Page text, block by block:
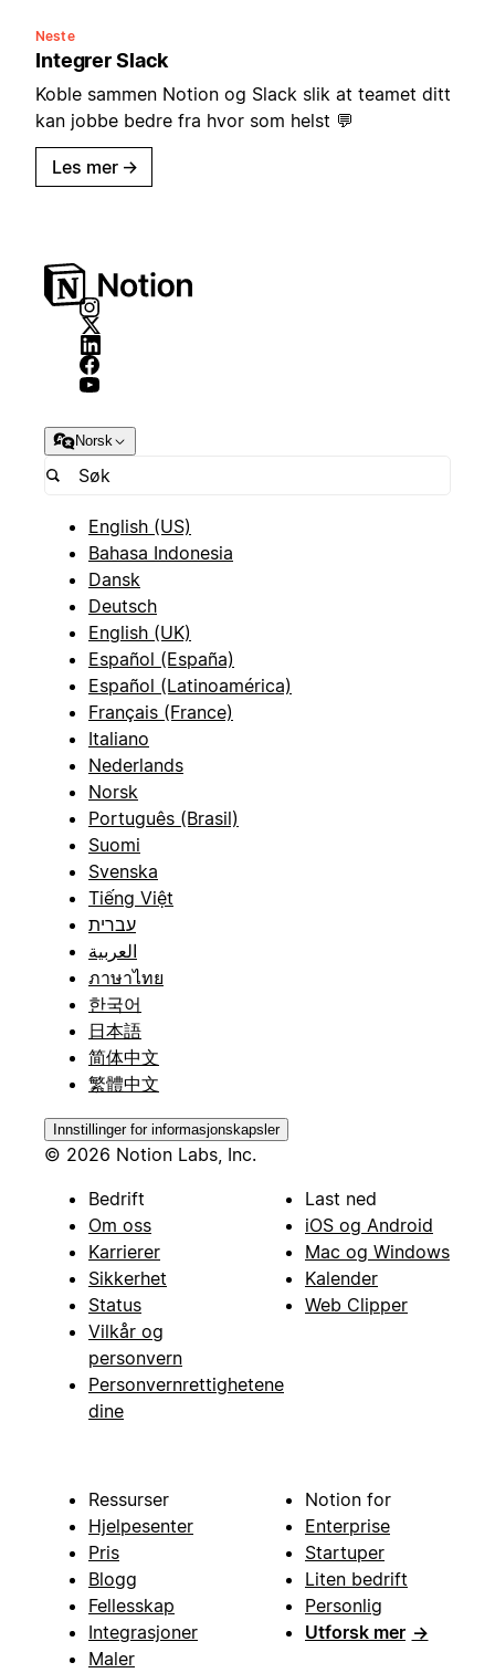
Neste
Integrer Slack
Koble sammen Notion og Slack slik at teamet ditt
kan jobbe bedre fra hvor som helst 💬
Les mer →
Norsk
English (US)
Bahasa Indonesia
Dansk
Deutsch
English (UK)
Español (España)
Español (Latinoamérica)
Français (France)
Italiano
Nederlands
Norsk
Português (Brasil)
Suomi
Svenska
Tiếng Việt
עברית
العربية
ภาษาไทย
한국어
日本語
简体中文
繁體中文
Innstillinger for informasjonskapsler
© 2026 Notion Labs, Inc.
Bedrift
Om oss
Karrierer
Sikkerhet
Status
Vilkår og
personvern
Personvernrettighetene
dine
Last ned
iOS og Android
Mac og Windows
Kalender
Web Clipper
Ressurser
Hjelpesenter
Pris
Blogg
Fellesskap
Integrasjoner
Maler
Notion for
Enterprise
Startuper
Liten bedrift
Personlig
Utforsk mer →